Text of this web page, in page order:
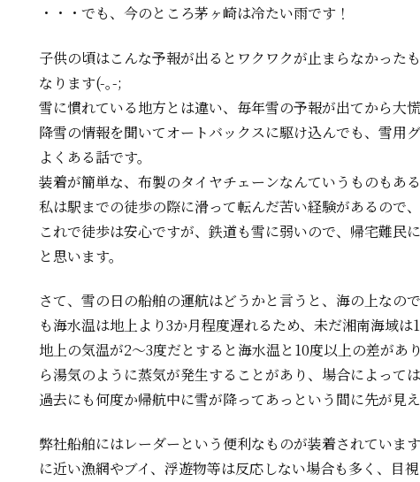
・・・でも、今のところ茅ヶ崎は冷たい雨です！
子供の頃はこんな予報が出るとワクワクが止まらなかった
なります(-｡-;
雪に慣れている地方とは違い、毎年雪の予報が出てから大
降雪の情報を聞いてオートバックスに駆け込んでも、雪用
よくある話です。
装着が簡単な、布製のタイヤチェーンなんていうものもあ
私は駅までの徒歩の際に滑って転んだ苦い経験があるので
これで徒歩は安心ですが、鉄道も雪に弱いので、帰宅難民
と思います。
さて、雪の日の船舶の運航はどうかと言うと、海の上なの
も海水温は地上より3か月程度遅れるため、未だ湘南海域は
地上の気温が2～3度だとすると海水温と10度以上の差が
ら湯気のように蒸気が発生することがあり、場合によって
過去にも何度か帰航中に雪が降ってあっという間に先が見
弊社船舶にはレーダーという便利なものが装着されていま
に近い漁網やブイ、 浮遊物等は反応しない場合も多く、 目